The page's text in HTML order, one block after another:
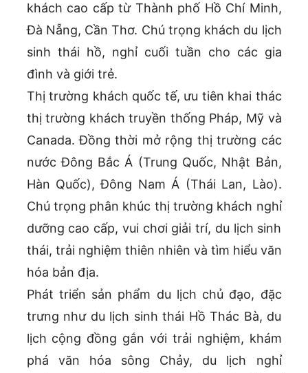
khách cao cấp từ Thành phố Hồ Chí Minh,
Đà Nẵng, Cần Thơ. Chú trọng khách du lịch
sinh thái hồ, nghỉ cuối tuần cho các gia
đình và giới trẻ.
Thị trường khách quốc tế, ưu tiên khai thác
thị trường khách truyền thống Pháp, Mỹ và
Canada. Đồng thời mở rộng thị trường các
nước Đông Bắc Á (Trung Quốc, Nhật Bản,
Hàn Quốc), Đông Nam Á (Thái Lan, Lào).
Chú trọng phân khúc thị trường khách nghỉ
dưỡng cao cấp, vui chơi giải trí, du lịch sinh
thái, trải nghiệm thiên nhiên và tìm hiểu văn
hóa bản địa.
Phát triển sản phẩm du lịch chủ đạo, đặc
trưng như du lịch sinh thái Hồ Thác Bà, du
lịch cộng đồng gắn với trải nghiệm, khám
phá văn hóa sông Chảy, du lịch nghỉ